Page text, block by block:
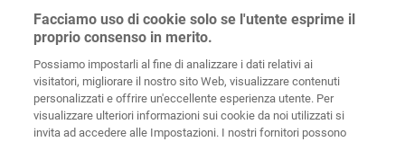
56746 Kempenich
Germany
Home Contatti Colofone Tutela dei dati
Facciamo uso di cookie solo se l'utente esprime il
proprio consenso in merito.
Possiamo impostarli al fine di analizzare i dati relativi ai
visitatori, migliorare il nostro sito Web, visualizzare contenuti
personalizzati e offrire un'eccellente esperienza utente. Per
visualizzare ulteriori informazioni sui cookie da noi utilizzati si
invita ad accedere alle Impostazioni. I nostri fornitori possono